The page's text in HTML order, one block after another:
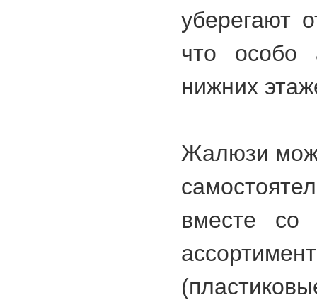
уберегают
что особо
нижних
Жалюзи
вместе со